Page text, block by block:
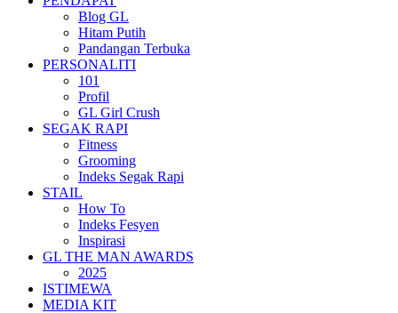
Blog GL
Hitam Putih
Pandangan Terbuka
PERSONALITI
101
Profil
GL Girl Crush
SEGAK RAPI
Fitness
Grooming
Indeks Segak Rapi
STAIL
How To
Indeks Fesyen
Inspirasi
GL THE MAN AWARDS
2025
ISTIMEWA
MEDIA KIT